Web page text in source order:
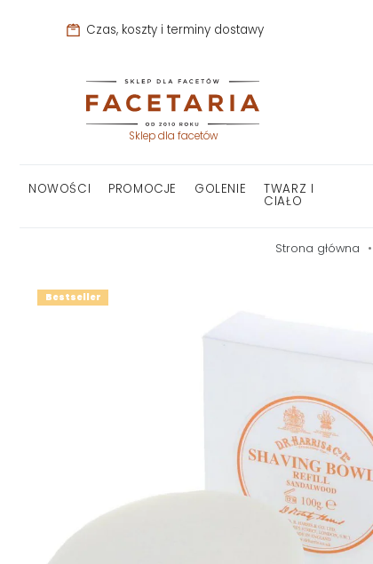
Czas, koszty i terminy dostawy
Sklep dla facetów
NOWOŚCI PROMOCJE GOLENIE TWARZ I
CIAŁO
Strona główna
Bestseller